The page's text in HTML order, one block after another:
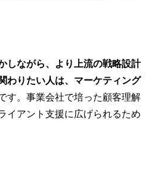
しながら、より上流の戦略設計
わりたい人は、マーケティング
す。事業会社で培った顧客理解
イアント支援に広げられるため